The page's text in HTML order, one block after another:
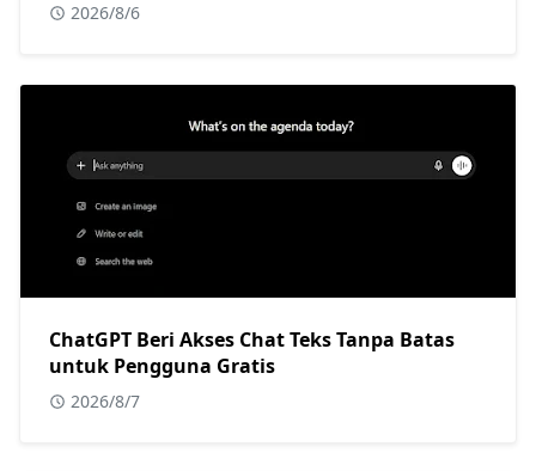
2026/8/6
ChatGPT Beri Akses Chat Teks Tanpa Batas
untuk Pengguna Gratis
2026/8/7